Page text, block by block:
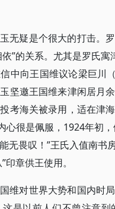
无疑是个很大的打击。
”的关系。尤其是罗氏寓
中向王国维议论梁巨川
坚邀王国维来津闲居月
考海关被录用，适在津
心很是佩服，1924年初
无畏叹！”王氏入值南
章供王使用。
维对世界大势和国内时